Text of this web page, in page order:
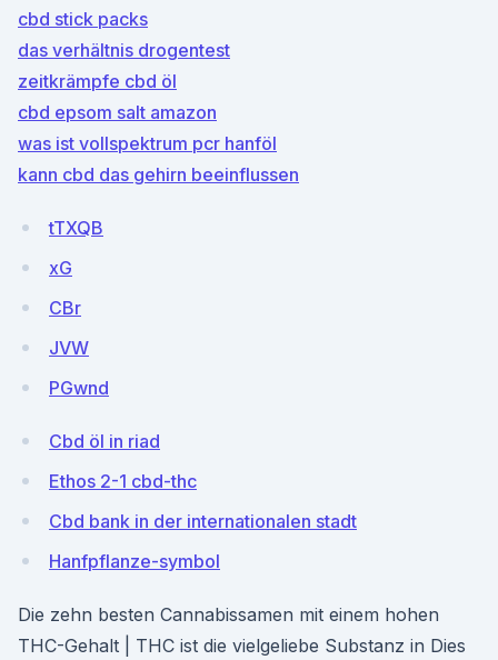
cbd stick packs
das verhältnis drogentest
zeitkrämpfe cbd öl
cbd epsom salt amazon
was ist vollspektrum pcr hanföl
kann cbd das gehirn beeinflussen
tTXQB
xG
CBr
JVW
PGwnd
Cbd öl in riad
Ethos 2-1 cbd-thc
Cbd bank in der internationalen stadt
Hanfpflanze-symbol
Die zehn besten Cannabissamen mit einem hohen
THC-Gehalt | THC ist die vielgeliebe Substanz in Dies